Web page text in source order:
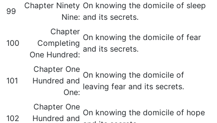
99
Chapter Ninety
Nine:
On knowing the domicile of sleep
and its secrets.
100
Chapter
Completing
One Hundred:
On knowing the domicile of fear
and its secrets.
101
Chapter One
Hundred and
One:
On knowing the domicile of
leaving fear and its secrets.
102
Chapter One
Hundred and
On knowing the domicile of hope